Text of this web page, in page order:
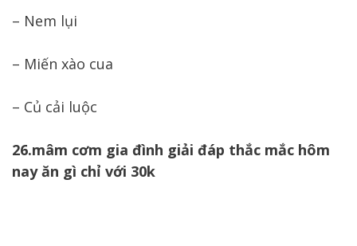
– Nem lụi
– Miến xào cua
– Củ cải luộc
26.mâm cơm gia đình giải đáp thắc mắc hôm
nay ăn gì chỉ với 30k